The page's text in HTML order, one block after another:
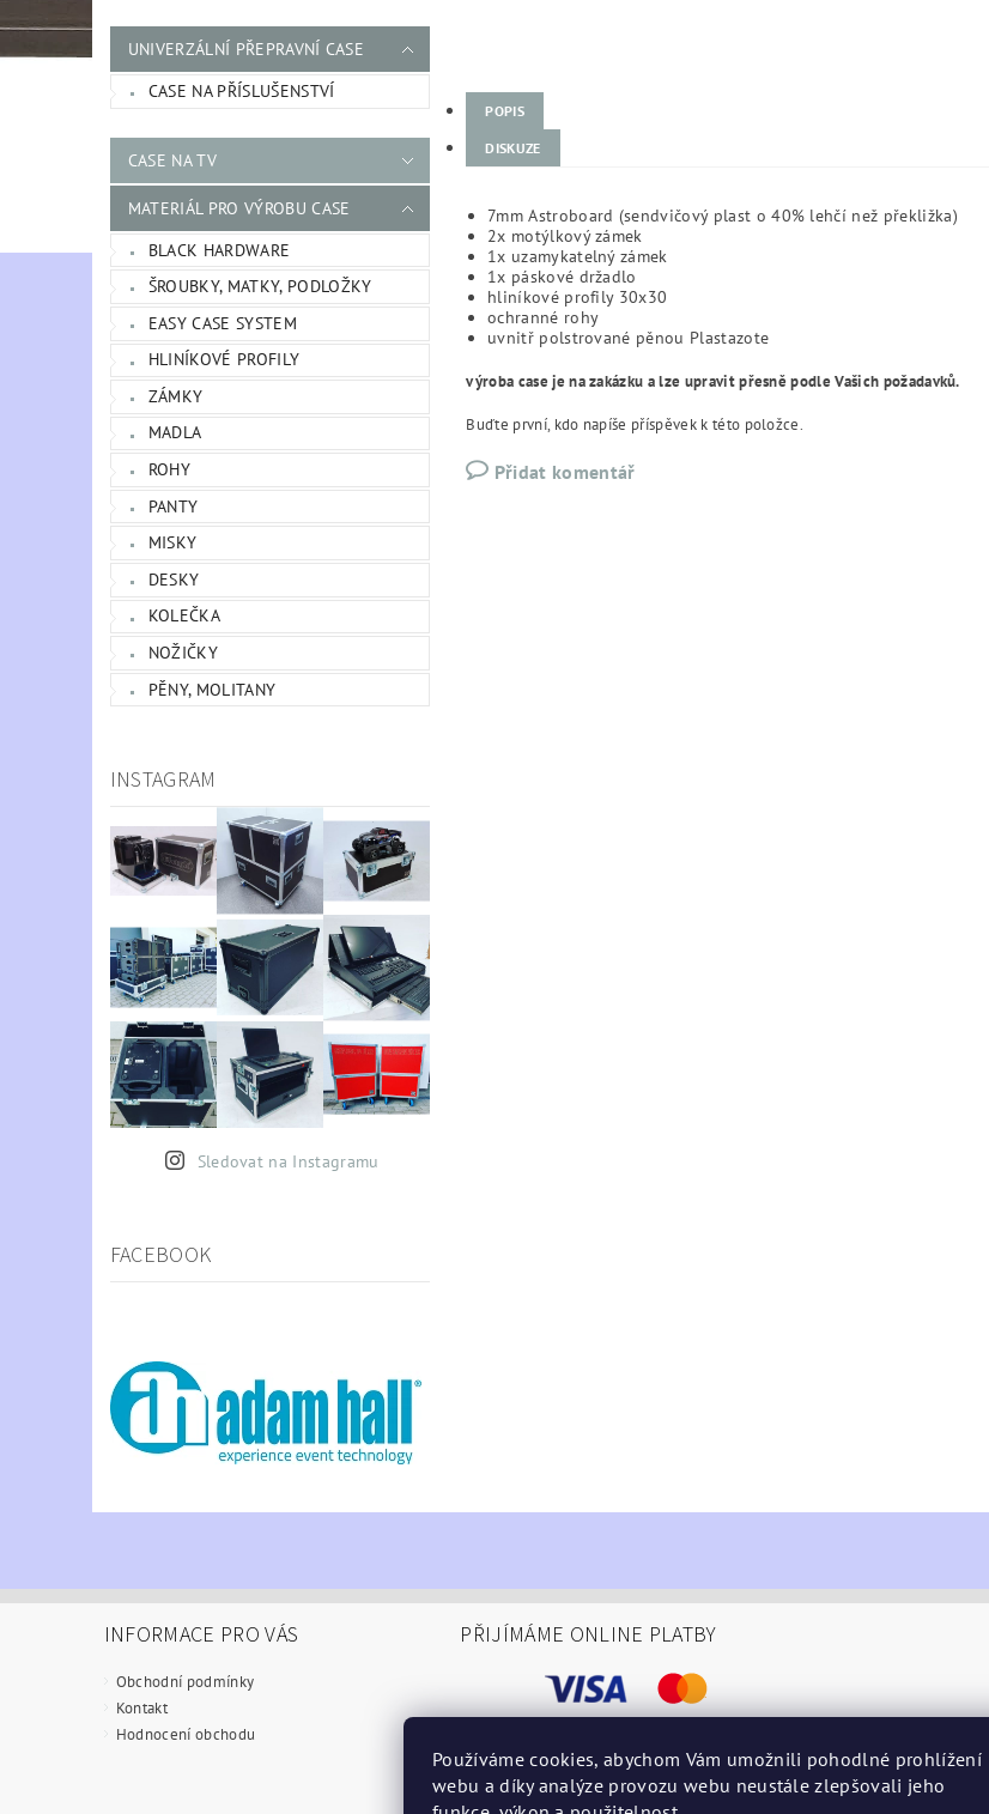
UNIVERZÁLNÍ PŘEPRAVNÍ CASE
CASE NA PŘÍSLUŠENSTVÍ
CASE NA TV
MATERIÁL PRO VÝROBU CASE
BLACK HARDWARE
ŠROUBKY, MATKY, PODLOŽKY
EASY CASE SYSTEM
HLINÍKOVÉ PROFILY
ZÁMKY
MADLA
ROHY
PANTY
MISKY
DESKY
KOLEČKA
NOŽIČKY
PĚNY, MOLITANY
INSTAGRAM
Sledovat na Instagramu
FACEBOOK
POPIS
DISKUZE
7mm Astroboard (sendvičový plast o 40% lehčí než překližka)
2x motýlkový zámek
1x uzamykatelný zámek
1x páskové držadlo
hliníkové profily 30x30
ochranné rohy
uvnitř polstrované pěnou Plastazote
výroba case je na zakázku a lze upravit přesně podle Vašich požadavků.
Buďte první, kdo napíše příspěvek k této položce.
Přidat komentář
INFORMACE PRO VÁS
Obchodní podmínky
Kontakt
Hodnocení obchodu
PŘIJÍMÁME ONLINE PLATBY
podminky
Používáme cookies, abychom Vám umožnili pohodlné prohlížení
webu a díky analýze provozu webu neustále zlepšovali jeho